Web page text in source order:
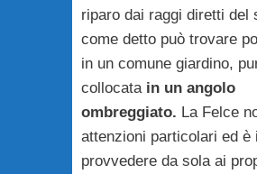
riparo dai raggi diretti del
come detto può trovare
in un comune giardino,
collocatain un angolo
ombreggiato. La Felce
attenzioni particolari ed è
provvedere da sola ai